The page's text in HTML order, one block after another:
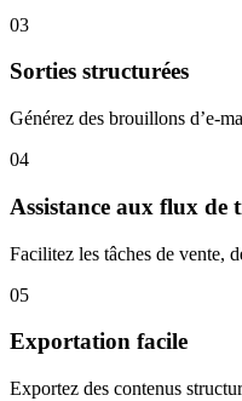
03
Sorties structurées
Générez des brouillons d’e-
04
Assistance aux flux de
Facilitez les tâches de vente,
05
Exportation facile
Exportez des contenus